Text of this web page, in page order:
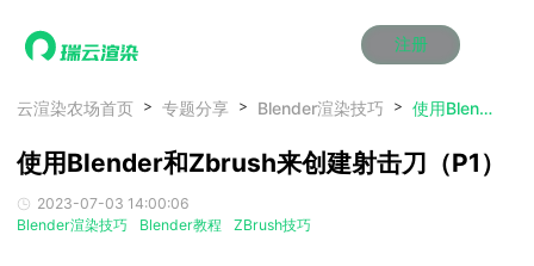
注册
首页
产品服务
云制作
云渲染管理系统
云制作
云渲染管理系统
云制作
云渲染管理系统
云制作
云渲染管理系统
云制作
云渲染管理系统
云制作
云渲染管理系统
解决方案
Maya云渲染方案
3ds Max云渲染方案
Maya云渲染方案
3ds Max云渲染方案
Maya云渲染方案
3ds Max云渲染方案
Maya云渲染方案
3ds Max云渲染方案
Maya云渲染方案
3ds Max云渲染方案
Maya云渲染方案
3ds Max云渲染方案
云渲染农场首页 专题分享 Blender渲染技巧 使用Blender和Zbrush来创建射击刀（P1）
使用Blender和Zbrush来创建射击刀（P1）
2023-07-03 14:00:06
Blender渲染技巧
Blender教程 ZBrush技巧